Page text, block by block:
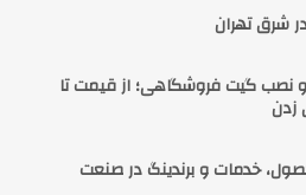
شرق تهران
و نصب گیت فروشگاهی؛ از قیمت تا
زدن
خدمات و برندینگ در صنعت